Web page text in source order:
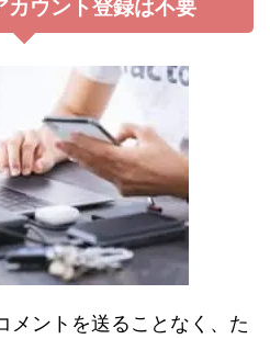
カウント登録は不要
メントを送ることなく、た